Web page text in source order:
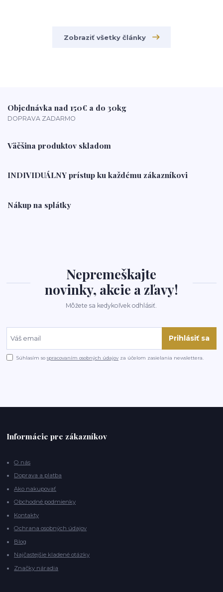
Zobraziť všetky články
Objednávka nad 150€ a do 30kg
DOPRAVA ZADARMO
Väčšina produktov skladom
INDIVIDUÁLNY prístup ku každému zákazníkovi
Nákup na splátky
Nepremeškajte
novinky, akcie a zľavy!
Môžete sa kedykoľvek odhlásiť.
Prihlásiť sa
Súhlasím sospracovaním osobných údajov za účelom zasielania newslettera.
Informácie pre zákazníkov
O nás
Doprava a platba
Ako nakupovať
Obchodné podmienky
Kontakty
Ochrana osobných údajov
Blog
Najčastejšie kladené otázky
Značky náradia